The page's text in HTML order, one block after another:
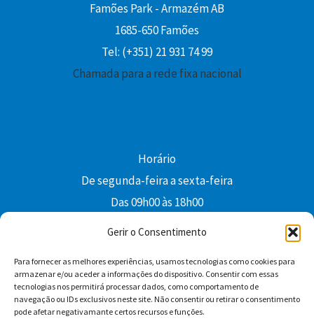
Gerir o Consentimento
Para fornecer as melhores experiências, usamos tecnologias como cookies para
armazenar e/ou aceder a informações do dispositivo. Consentir com essas
tecnologias nos permitirá processar dados, como comportamento de
navegação ou IDs exclusivos neste site. Não consentir ou retirar o consentimento
pode afetar negativamante certos recursos e funções.
Famões Park - Armazém AB
1685-650 Famões
Tel: (+351) 21 931 74 99
Chamada para a rede fixa nacional
Horário
De segunda-feira a sexta-feira
Das 09h00 às 18h00
Facebook YouTube Instagram
Whatsapp
Condições Gerais de Venda